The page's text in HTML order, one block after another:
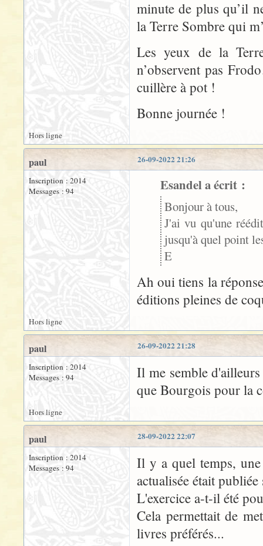
minute de plus qu’il
la Terre Sombre qui
Les yeux de la
n’observent pas
cuillère à pot !
Bonne journée !
Hors ligne
26-09-2022 21:26
paul
Inscription : 2014
Messages : 94
Esandel a écrit :
Bonjour à tous,
J'ai vu qu'une
jusqu'à quel point
E
Ah oui tiens la
éditions pleines de
Hors ligne
26-09-2022 21:28
paul
Inscription : 2014
Messages : 94
Il me semble
que Bourgois pour la
Hors ligne
28-09-2022 22:07
paul
Inscription : 2014
Messages : 94
Il y a quel temps,
actualisée était
L'exercice a-t-il été
Cela permettait de
livres préférés...